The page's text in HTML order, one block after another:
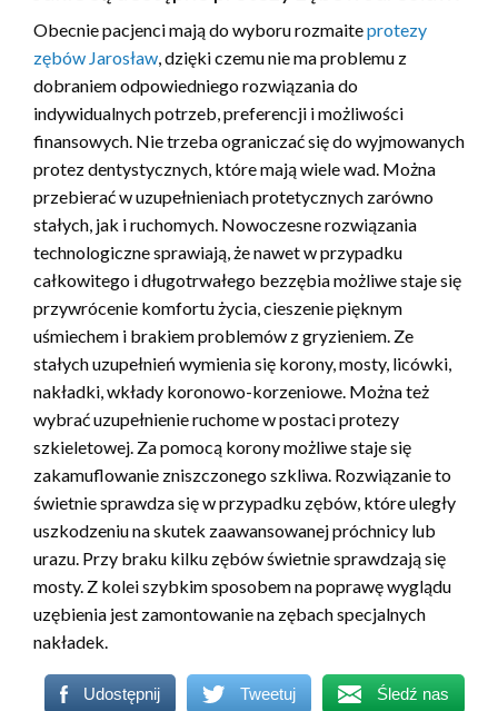
Obecnie pacjenci mają do wyboru rozmaiteprotezy
zębów Jarosław , dzięki czemu nie ma problemu z
dobraniem odpowiedniego rozwiązania do
indywidualnych potrzeb, preferencji i możliwości
finansowych. Nie trzeba ograniczać się do wyjmowanych
protez dentystycznych, które mają wiele wad. Można
przebierać w uzupełnieniach protetycznych zarówno
stałych, jak i ruchomych. Nowoczesne rozwiązania
technologiczne sprawiają, że nawet w przypadku
całkowitego i długotrwałego bezzębia możliwe staje się
przywrócenie komfortu życia, cieszenie pięknym
uśmiechem i brakiem problemów z gryzieniem. Ze
stałych uzupełnień wymienia się korony, mosty, licówki,
nakładki, wkłady koronowo-korzeniowe. Można też
wybrać uzupełnienie ruchome w postaci protezy
szkieletowej. Za pomocą korony możliwe staje się
zakamuflowanie zniszczonego szkliwa. Rozwiązanie to
świetnie sprawdza się w przypadku zębów, które uległy
uszkodzeniu na skutek zaawansowanej próchnicy lub
urazu. Przy braku kilku zębów świetnie sprawdzają się
mosty. Z kolei szybkim sposobem na poprawę wyglądu
uzębienia jest zamontowanie na zębach specjalnych
nakładek.
Udostępnij Tweetuj Śledź nas